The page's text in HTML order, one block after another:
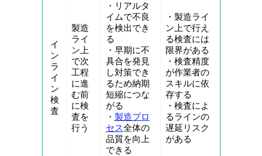
イ
ン
ラ
イ
ン
検
査
製造
ライ
ン上
で次
工程
に進
む前
に検
査を
行う
・リアルタ
イムで不良
を検出でき
る
・早期に不
具合を発見
し対策でき
るため納期
短縮につな
がる
・ 製造プロ
セス全体の
品質を向上
できる
・製造ライ
ン上で行え
る検査には
限界がある
・検査精度
が作業者の
スキルに依
存する
・検査によ
るラインの
遅延リスク
がある